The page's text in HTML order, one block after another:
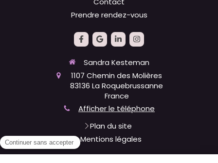
Prendre rendez-vous
Sandra Kesteman
1107 Chemin des Molières
83136 La Roquebrussanne
France
Afficher le téléphone
Plan du site
Mentions légales